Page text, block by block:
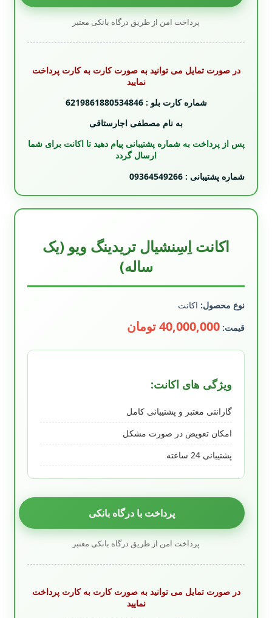
پرداخت امن از طریق درگاه بانکی معتبر
در صورت تمایل می توانید به صورت کارت به کارت پرداخت
نمایید
شماره کارت بلو : 6219861880534846
به نام مصطفی اجارستاقی
پس از پرداخت به شماره پشتیبانی پیام دهید تا اکانت برای شما
ارسال گردد
شماره پشتیبانی : 09364549266
اکانت اِسِنشیال تریدینگ ویو (یک
ساله)
نوع محصول: اکانت
قیمت: 40,000,000 تومان
ویژگی های اکانت:
گارانتی معتبر و پشتیبانی کامل
امکان تعویض در صورت مشکل
پشتیبانی 24 ساعته
پرداخت با درگاه بانکی
پرداخت امن از طریق درگاه بانکی معتبر
در صورت تمایل می توانید به صورت کارت به کارت پرداخت
نمایید